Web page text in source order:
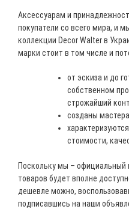
Аксессуарам и
покупатели со всего мира, и
коллекции Decor Walter в
марки стоит в том числе и
от эскиза и до
собственном
строжайший
созданы
стоимости,
Поскольку мы – официальный
товаров будет вполне
дешевле можно,
подписавшись на наши